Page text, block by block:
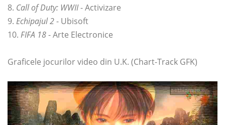
8. Call of Duty: WWII- Activizare
9. Echipajul 2- Ubisoft
10. FIFA 18- Arte Electronice
Graficele jocurilor video din U.K. (Chart-Track GFK)